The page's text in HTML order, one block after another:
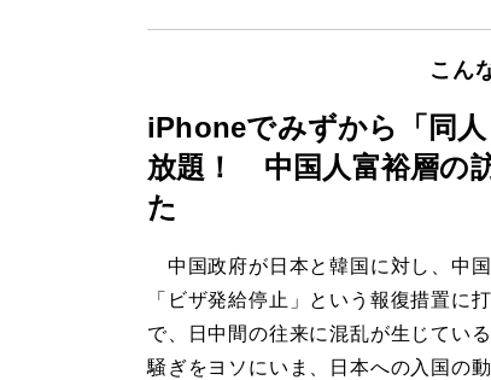
こん
iPhoneでみずから「同
放題！ 中国人富裕層の
た
中国政府が日本と韓国に対し、中
「ビザ発給停止」という報復措置に
で、日中間の往来に混乱が生じてい
騒ぎをヨソにいま、日本への入国の